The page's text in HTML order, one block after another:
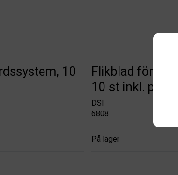
10
Flikblad för
10 st inkl.
DSI
6808
På lager